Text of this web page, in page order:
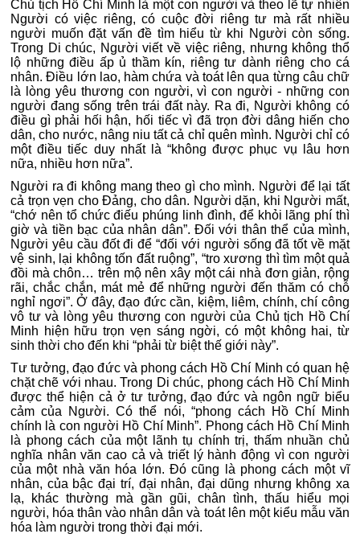
Chủ tịch Hồ Chí Minh là một con người và theo lẽ tự nhiên
Người có việc riêng, có cuộc đời riêng tư mà rất nhiều
người muốn đặt vấn đề tìm hiểu từ khi Người còn sống.
Trong Di chúc, Người viết về việc riêng, nhưng không thổ
lộ những điều ấp ủ thầm kín, riêng tư dành riêng cho cá
nhân. Điều lớn lao, hàm chứa và toát lên qua từng câu chữ
là lòng yêu thương con người, vì con người - những con
người đang sống trên trái đất này. Ra đi, Người không có
điều gì phải hối hận, hối tiếc vì đã trọn đời dâng hiến cho
dân, cho nước, nâng niu tất cả chỉ quên mình. Người chỉ có
một điều tiếc duy nhất là “không được phục vụ lâu hơn
nữa, nhiều hơn nữa”.
Người ra đi không mang theo gì cho mình. Người để lại tất
cả trọn vẹn cho Đảng, cho dân. Người dặn, khi Người mất,
“chớ nên tổ chức điếu phúng linh đình, để khỏi lãng phí thì
giờ và tiền bạc của nhân dân”. Đối với thân thể của mình,
Người yêu cầu đốt đi để “đối với người sống đã tốt về mặt
vệ sinh, lại không tốn đất ruộng”, “tro xương thì tìm một quả
đồi mà chôn… trên mộ nên xây một cái nhà đơn giản, rộng
rãi, chắc chắn, mát mẻ để những người đến thăm có chỗ
nghỉ ngơi”. Ở đây, đạo đức cần, kiệm, liêm, chính, chí công
vô tư và lòng yêu thương con người của Chủ tịch Hồ Chí
Minh hiện hữu trọn vẹn sáng ngời, có một không hai, từ
sinh thời cho đến khi “phải từ biệt thế giới này”.
Tư tưởng, đạo đức và phong cách Hồ Chí Minh có quan hệ
chặt chẽ với nhau. Trong Di chúc, phong cách Hồ Chí Minh
được thể hiện cả ở tư tưởng, đạo đức và ngôn ngữ biểu
cảm của Người. Có thể nói, “phong cách Hồ Chí Minh
chính là con người Hồ Chí Minh”. Phong cách Hồ Chí Minh
là phong cách của một lãnh tụ chính trị, thấm nhuần chủ
nghĩa nhân văn cao cả và triết lý hành động vì con người
của một nhà văn hóa lớn. Đó cũng là phong cách một vĩ
nhân, của bậc đại trí, đại nhân, đại dũng nhưng không xa
lạ, khác thường mà gần gũi, chân tình, thấu hiểu mọi
người, hóa thân vào nhân dân và toát lên một kiểu mẫu văn
hóa làm người trong thời đại mới.